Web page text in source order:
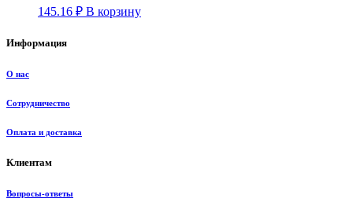
145.16 ₽ В корзину
Информация
О нас
Сотрудничество
Оплата и доставка
Клиентам
Вопросы-ответы